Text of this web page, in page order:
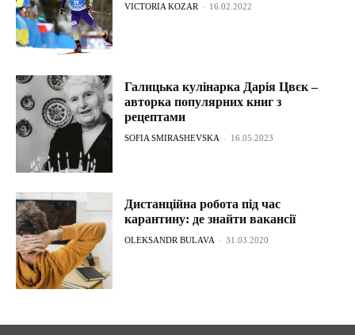
VICTORIA KOZAR - 16.02.2022
Галицька кулінарка Дарія Цвєк –
авторка популярних книг з
рецептами
SOFIA SMIRASHEVSKA - 16.05.2023
Дистанційна робота під час
карантину: де знайти вакансії
OLEKSANDR BULAVA - 31.03.2020